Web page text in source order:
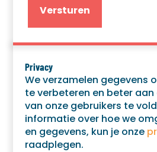
Privacy
We verzamelen gegevens
te verbeteren en beter
van onze gebruikers te
informatie over hoe we
en gegevens, kun je onze
raadplegen.